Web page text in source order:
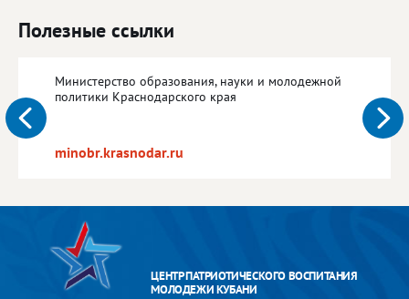
Полезные ссылки
Министерство образования, науки и молодежной
политики Краснодарского края
minobr.krasnodar.ru
ЦЕНТР ПАТРИОТИЧЕСКОГО ВОСПИТАНИЯ
МОЛОДЕЖИ КУБАНИ